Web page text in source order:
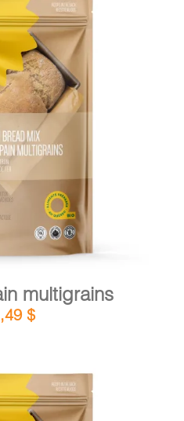
/ DÉTAILS
multigrains
$